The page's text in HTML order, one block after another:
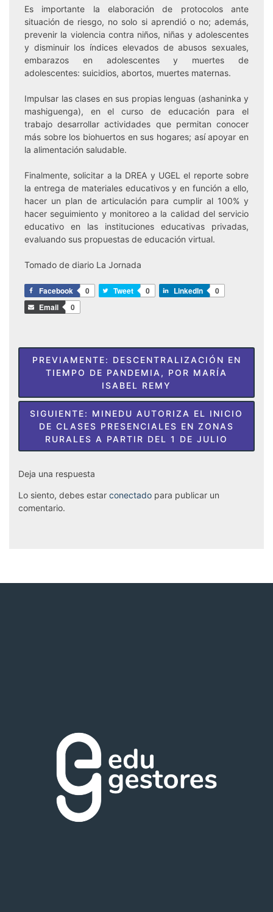
Es importante la elaboración de protocolos ante
situación de riesgo, no solo si aprendió o no; además,
prevenir la violencia contra niños, niñas y adolescentes
y disminuir los índices elevados de abusos sexuales,
embarazos en adolescentes y muertes de
adolescentes: suicidios, abortos, muertes maternas.
Impulsar las clases en sus propias lenguas (ashaninka y
mashiguenga), en el curso de educación para el
trabajo desarrollar actividades que permitan conocer
más sobre los biohuertos en sus hogares; así apoyar en
la alimentación saludable.
Finalmente, solicitar a la DREA y UGEL el reporte sobre
la entrega de materiales educativos y en función a ello,
hacer un plan de articulación para cumplir al 100% y
hacer seguimiento y monitoreo a la calidad del servicio
educativo en las instituciones educativas privadas,
evaluando sus propuestas de educación virtual.
Tomado de diario La Jornada
Facebook 0 Tweet 0 LinkedIn
0
Email
0
Navegación
PREVIAMENTE: DESCENTRALIZACIÓN EN
TIEMPO DE PANDEMIA, POR MARÍA
ISABEL REMY
SIGUIENTE: MINEDU AUTORIZA EL INICIO
DE CLASES PRESENCIALES EN ZONAS
RURALES A PARTIR DEL 1 DE JULIO
Deja una respuesta
Lo siento, debes estar conectado para publicar un
comentario.